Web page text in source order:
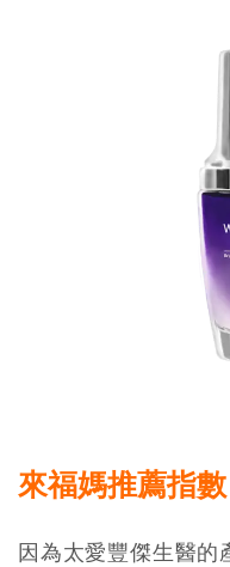
來福媽推薦指數
因為太愛豐傑生醫的